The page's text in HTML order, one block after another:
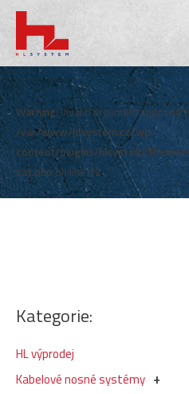
Kategorie:
HL výprodej
Kabelové nosné systémy
Warning: Invalid argument supplied
/var/www/hlsystem.cz/wp-
content/plugins/hlsystem/
cat.phpon line12